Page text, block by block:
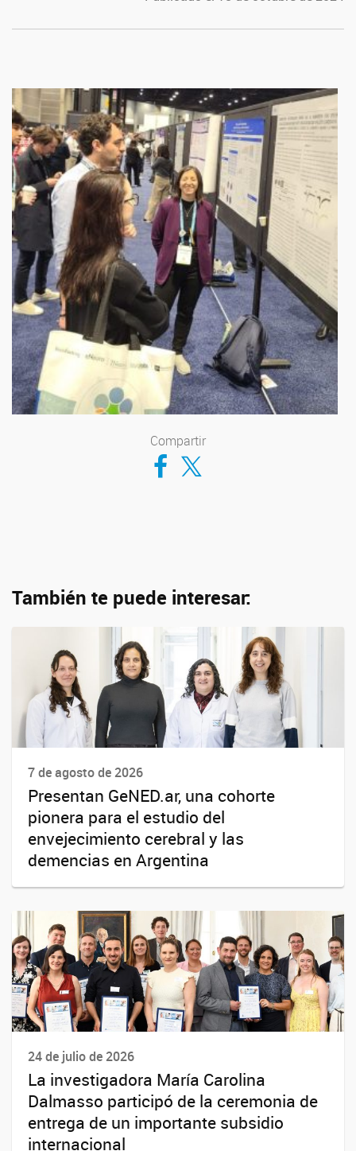
Compartir
Compartir en Facebook
Compartir en Twitter
También te puede interesar:
7 de agosto de 2026
Presentan GeNED.ar, una cohorte
pionera para el estudio del
envejecimiento cerebral y las
demencias en Argentina
24 de julio de 2026
La investigadora María Carolina
Dalmasso participó de la ceremonia de
entrega de un importante subsidio
internacional